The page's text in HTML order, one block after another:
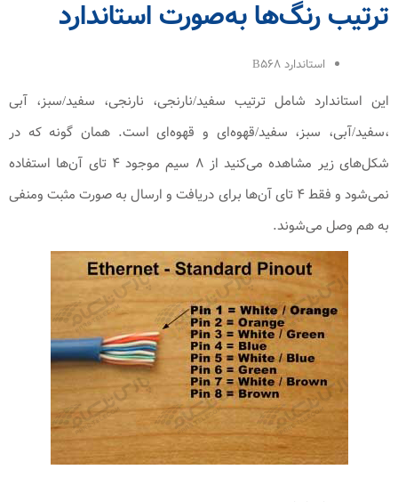
ترتیب رنگ‌ها به‌صورت استاندارد
استاندارد B۵۶۸
این استاندارد شامل ترتیب سفید/نارنجی، نارنجی، سفید/سبز، آبی
،سفید/آبی، سبز، سفید/قهوه‌ای و قهوه‌ای است. همان گونه که در
شکل‌های زیر مشاهده می‌کنید از ۸ سیم موجود ۴ تای آن‌ها استفاده
نمی‌شود و فقط ۴ تای آن‌ها برای دریافت و ارسال به صورت مثبت ومنفی
به هم وصل می‌شوند.